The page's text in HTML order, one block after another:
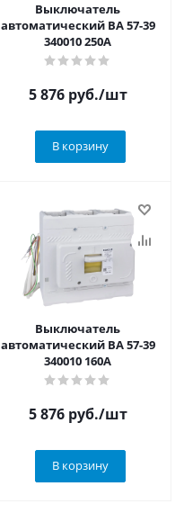
Выключатель
автоматический ВА 57-39
340010 250А
5 876руб./шт
В корзину
Выключатель
автоматический ВА 57-39
340010 160А
5 876руб./шт
В корзину